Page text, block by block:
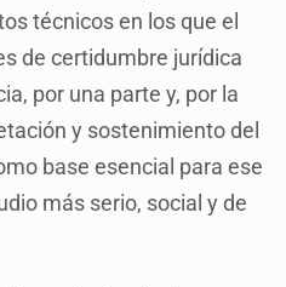
técnicos en los que el
de certidumbre jurídica
por una parte y, por la
y sostenimiento del
base esencial para ese
más serio, social y de